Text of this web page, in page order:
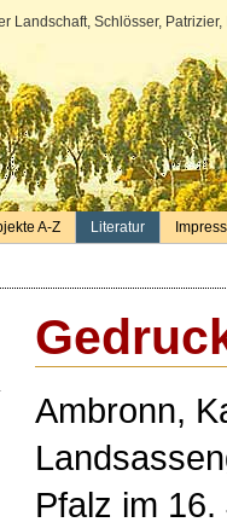
Landschaft, Schlösser,
A-Z Literatur
Ambronn,
Pfalz im